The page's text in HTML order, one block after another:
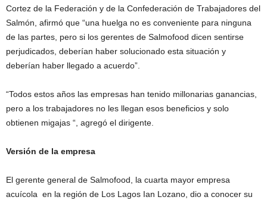
Cortez de la Federación y de la Confederación de Trabajadores del
Salmón, afirmó que “una huelga no es conveniente para ninguna
de las partes, pero si los gerentes de Salmofood dicen sentirse
perjudicados, deberían haber solucionado esta situación y
deberían haber llegado a acuerdo”.
“Todos estos años las empresas han tenido millonarias ganancias,
pero a los trabajadores no les llegan esos beneficios y solo
obtienen migajas “, agregó el dirigente.
Versión de la empresa
El gerente general de Salmofood, la cuarta mayor empresa
acuícola en la región de Los Lagos Ian Lozano, dio a conocer su